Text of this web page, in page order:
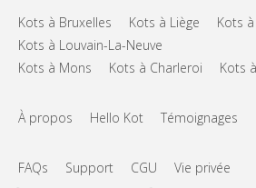
Kots à Bruxelles Kots à Liège
Kots
Kots à Louvain-La-Neuve
Kots à Mons
Kots à Charleroi Kots
À propos Hello Kot Témoignages
FAQs Support CGU Vie privée